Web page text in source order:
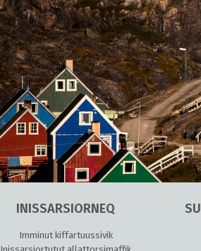
INISSARSIORNEQ
Imminut kiffartuussivik